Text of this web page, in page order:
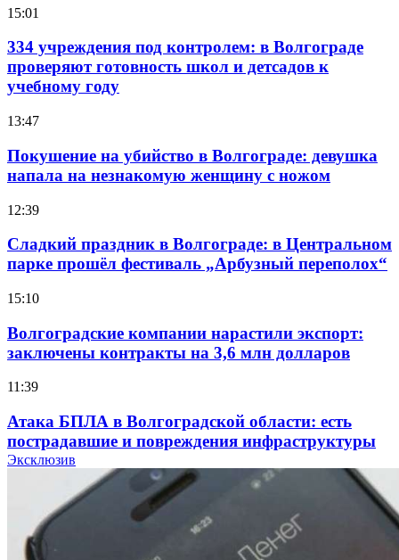
15:01
334 учреждения под контролем: в Волгограде
проверяют готовность школ и детсадов к
учебному году
13:47
Покушение на убийство в Волгограде: девушка
напала на незнакомую женщину с ножом
12:39
Сладкий праздник в Волгограде: в Центральном
парке прошёл фестиваль „Арбузный переполох“
15:10
Волгоградские компании нарастили экспорт:
заключены контракты на 3,6 млн долларов
11:39
Атака БПЛА в Волгоградской области: есть
пострадавшие и повреждения инфраструктуры
Волгоградские вузы в топе зарплатного
рейтинга: ВолгГТУ и ВолгГМУ вошли в топ‑15
для химической отрасли и фармацевтики
Эксклюзив